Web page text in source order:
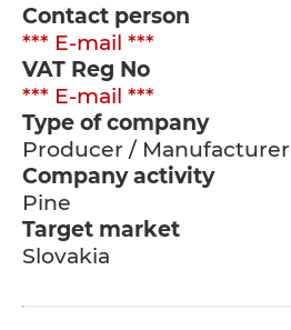
Contact person
*** E-mail ***
VAT Reg No
*** E-mail ***
Type of company
Producer / Manufacturer
Company activity
Pine
Target market
Slovakia